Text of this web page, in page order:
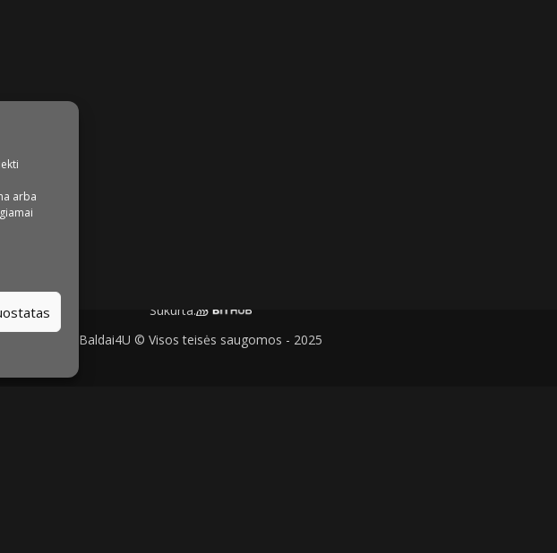
arba
Sukurta:
Baldai4U © Visos teisės saugomos - 2025